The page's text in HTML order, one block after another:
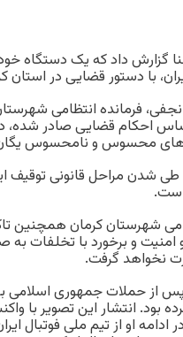
گزارش داد که یک دستگاه
با دستور قضایی در
فرمانده انتظامی
احکام قضایی صادر شده،
محسوس و نامحسوس یگان
طی شدن مراحل قانونی
شهرستان کرمان همچنین
امنیت و برخورد با تخلفات
نخواهد گرفت.
از حملات جمهوری اسلامی
بود. انتشار این تصویر با
ادامه او از تیم ملی فوتبال